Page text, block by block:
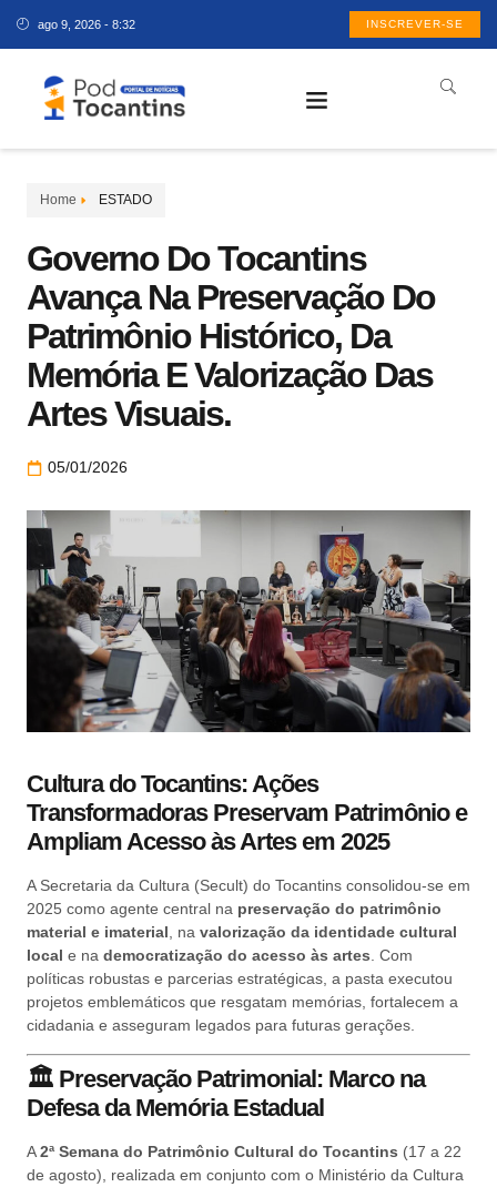
ago 9, 2026 - 8:32 INSCREVER-SE
Home ESTADO
Governo Do Tocantins
Avança Na Preservação Do
Patrimônio Histórico, Da
Memória E Valorização Das
Artes Visuais.
05/01/2026
Cultura do Tocantins: Ações
Transformadoras Preservam Patrimônio e
Ampliam Acesso às Artes em 2025
A Secretaria da Cultura (Secult) do Tocantins consolidou-se em
2025 como agente central na preservação do patrimônio
material e imaterial, na valorização da identidade cultural
local e na democratização do acesso às artes. Com
políticas robustas e parcerias estratégicas, a pasta executou
projetos emblemáticos que resgatam memórias, fortalecem a
cidadania e asseguram legados para futuras gerações.
🏛️ Preservação Patrimonial: Marco na
Defesa da Memória Estadual
A2ª Semana do Patrimônio Cultural do Tocantins (17 a 22
de agosto), realizada em conjunto com o Ministério da Cultura